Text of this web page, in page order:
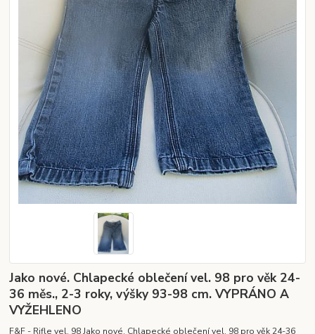
Jako nové. Chlapecké oblečení vel. 98 pro věk 24-
36 měs., 2-3 roky, výšky 93-98 cm. VYPRÁNO A
VYŽEHLENO
F&F - Rifle vel. 98 Jako nové. Chlapecké oblečení vel. 98 pro věk 24-36